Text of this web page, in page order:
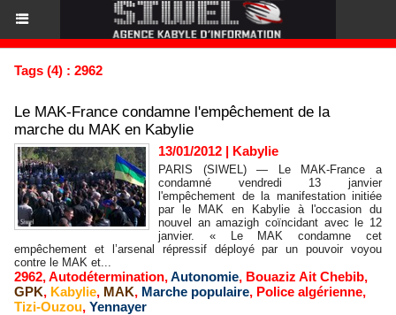
Tags (4) : 2962
Le MAK-France condamne l'empêchement de la
marche du MAK en Kabylie
13/01/2012 | Kabylie
PARIS (SIWEL) — Le MAK-France a
condamné vendredi 13 janvier
l'empêchement de la manifestation initiée
par le MAK en Kabylie à l'occasion du
nouvel an amazigh coïncidant avec le 12
janvier. « Le MAK condamne cet
empêchement et l’arsenal répressif déployé par un pouvoir voyou
contre le MAK et...
2962,Autodétermination,Autonomie, Bouaziz Ait Chebib,
GPK, Kabylie, MAK, Marche populaire, Police algérienne,
Tizi-Ouzou, Yennayer